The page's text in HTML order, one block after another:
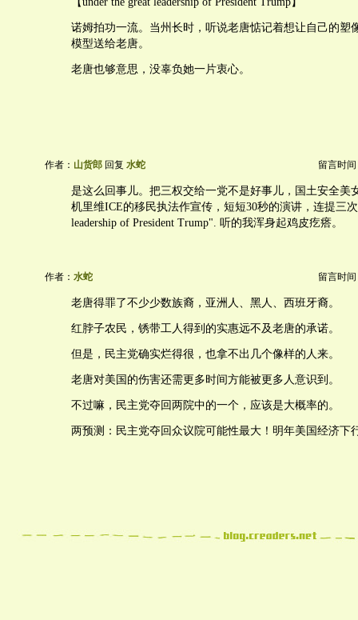
诺姆拍功一流。当州长时，听说老唐惦记着想让自己的塑
模型送给老唐。
老唐也够意思，没辜负她一片衷心。
作者： 山货郎 回复 水蛇 留言时间
是这么回事儿。把三权交给一党不是好事儿，国土安全美
机里维ICE的移民执法作宣传，短短30秒的演讲，连提三次
leadership of President Trump". 听的我浑身起鸡皮疙瘩。
作者： 水蛇 留言时间
老唐得罪了不少少数族裔，亚洲人、黑人、西班牙裔。
红脖子农民，锈带工人得到的实惠远不及老唐的承诺。
但是，民主党确实烂得很，也拿不出几个像样的人来。
老唐对美国的伤害还需更多时间方能被更多人意识到。
不过嘛，民主党夺回两院中的一个，应该是大概率的。
两预测：民主党夺回众议院可能性最大！明年美国经济下